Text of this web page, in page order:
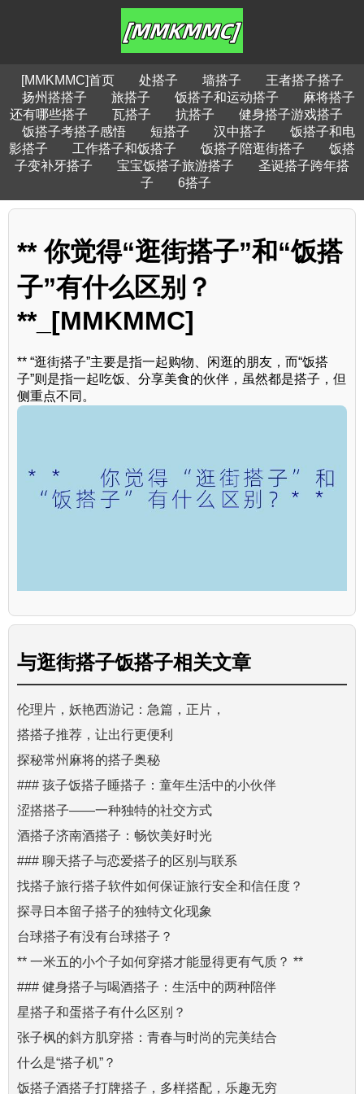
[MMKMMC]首页 处搭子 墙搭子
王者搭子搭子
扬州搭搭子
旅搭子 饭搭子和运动搭子
麻将搭子
还有哪些搭子
瓦搭子 抗搭子
健身搭子游戏搭子
饭搭子考搭子感悟
短搭子 汉中搭子
饭搭子和电
影搭子
工作搭子和饭搭子 饭搭子陪逛街搭子
饭搭
子变补牙搭子
宝宝饭搭子旅游搭子
圣诞搭子跨年搭
子
6搭子
** 你觉得“逛街搭子”和“饭搭
子”有什么区别？
**_[MMKMMC]
** “逛街搭子”主要是指一起购物、闲逛的朋友，而“饭搭
子”则是指一起吃饭、分享美食的伙伴，虽然都是搭子，但
侧重点不同。
与逛街搭子饭搭子相关文章
伦理片，妖艳西游记：急篇，正片，
搭搭子推荐，让出行更便利
探秘常州麻将的搭子奥秘
### 孩子饭搭子睡搭子：童年生活中的小伙伴
涩搭搭子——一种独特的社交方式
酒搭子济南酒搭子：畅饮美好时光
### 聊天搭子与恋爱搭子的区别与联系
找搭子旅行搭子软件如何保证旅行安全和信任度？
探寻日本留子搭子的独特文化现象
台球搭子有没有台球搭子？
** 一米五的小个子如何穿搭才能显得更有气质？ **
### 健身搭子与喝酒搭子：生活中的两种陪伴
星搭子和蛋搭子有什么区别？
张子枫的斜方肌穿搭：青春与时尚的完美结合
什么是“搭子机”？
饭搭子酒搭子打牌搭子，多样搭配，乐趣无穷